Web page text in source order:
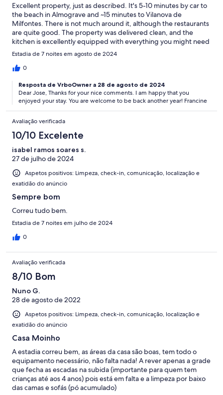
Excellent property, just as described. It's 5-10 minutes by car to
the beach in Almograve and ~15 minutes to Vilanova de
Milfontes. There is not much around it, although the restaurants
are quite good. The property was delivered clean, and the
kitchen is excellently equipped with everything you might need
during a holiday week. The gardens (front and back) are very
Estadia de 7 noites em agosto de 2024
0
Resposta de VrboOwner a 28 de agosto de 2024
Dear Jose, Thanks for your nice comments. I am happy that you
enjoyed your stay. You are welcome to be back another year! Francine
Avaliação verificada
10/10 Excelente
isabel ramos soares s.
27 de julho de 2024
Aspetos positivos: Limpeza, check-in, comunicação, localização e
exatidão do anúncio
Sempre bom
Correu tudo bem.
Estadia de 7 noites em julho de 2024
0
Avaliação verificada
8/10 Bom
Nuno G.
28 de agosto de 2022
Aspetos positivos: Limpeza, check-in, comunicação, localização e
exatidão do anúncio
Casa Moinho
A estadia correu bem, as áreas da casa são boas, tem todo o
equipamento necessário, não falta nada! A rever apenas a grade
que fecha as escadas na subida (importante para quem tem
crianças até aos 4 anos) pois está em falta e a limpeza por baixo
das camas e sofás (pó acumulado)